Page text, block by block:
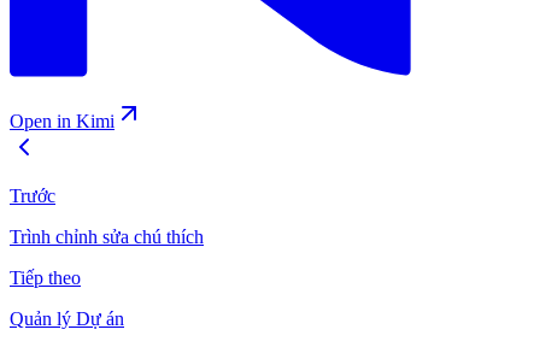
Open in Kimi
Trước
Trình chỉnh sửa chú thích
Tiếp theo
Quản lý Dự án